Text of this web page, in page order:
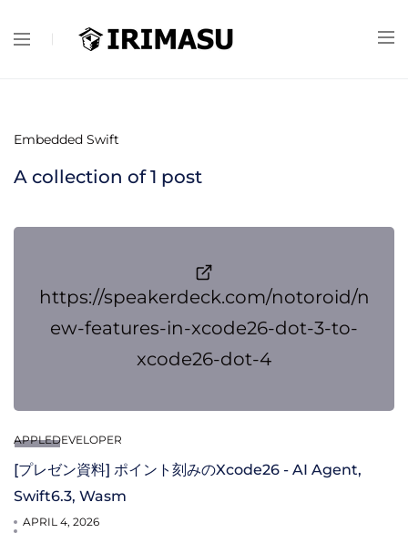
Embedded Swift
A collection of1 post
https://speakerdeck.com/notoroid/n
ew-features-in-xcode26-dot-3-to-
xcode26-dot-4
APPLEDEVELOPER
[プレゼン資料] ポイント刻みのXcode26 - AI Agent,
Swift6.3, Wasm
APRIL 4, 2026